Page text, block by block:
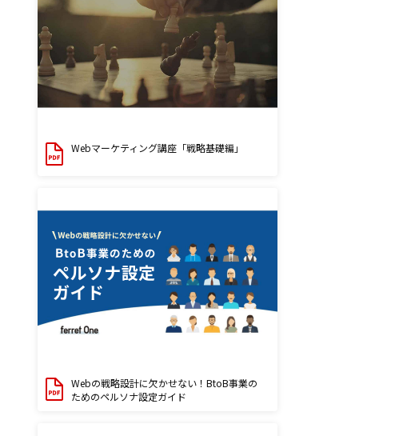
Webマーケティング講座「戦略基礎編」
Webの戦略設計に欠かせない！BtoB事業の
ためのペルソナ設定ガイド